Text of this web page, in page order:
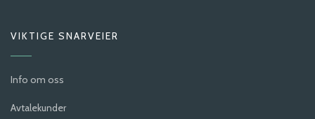
VIKTIGE SNARVEIER
Info om oss
Avtalekunder